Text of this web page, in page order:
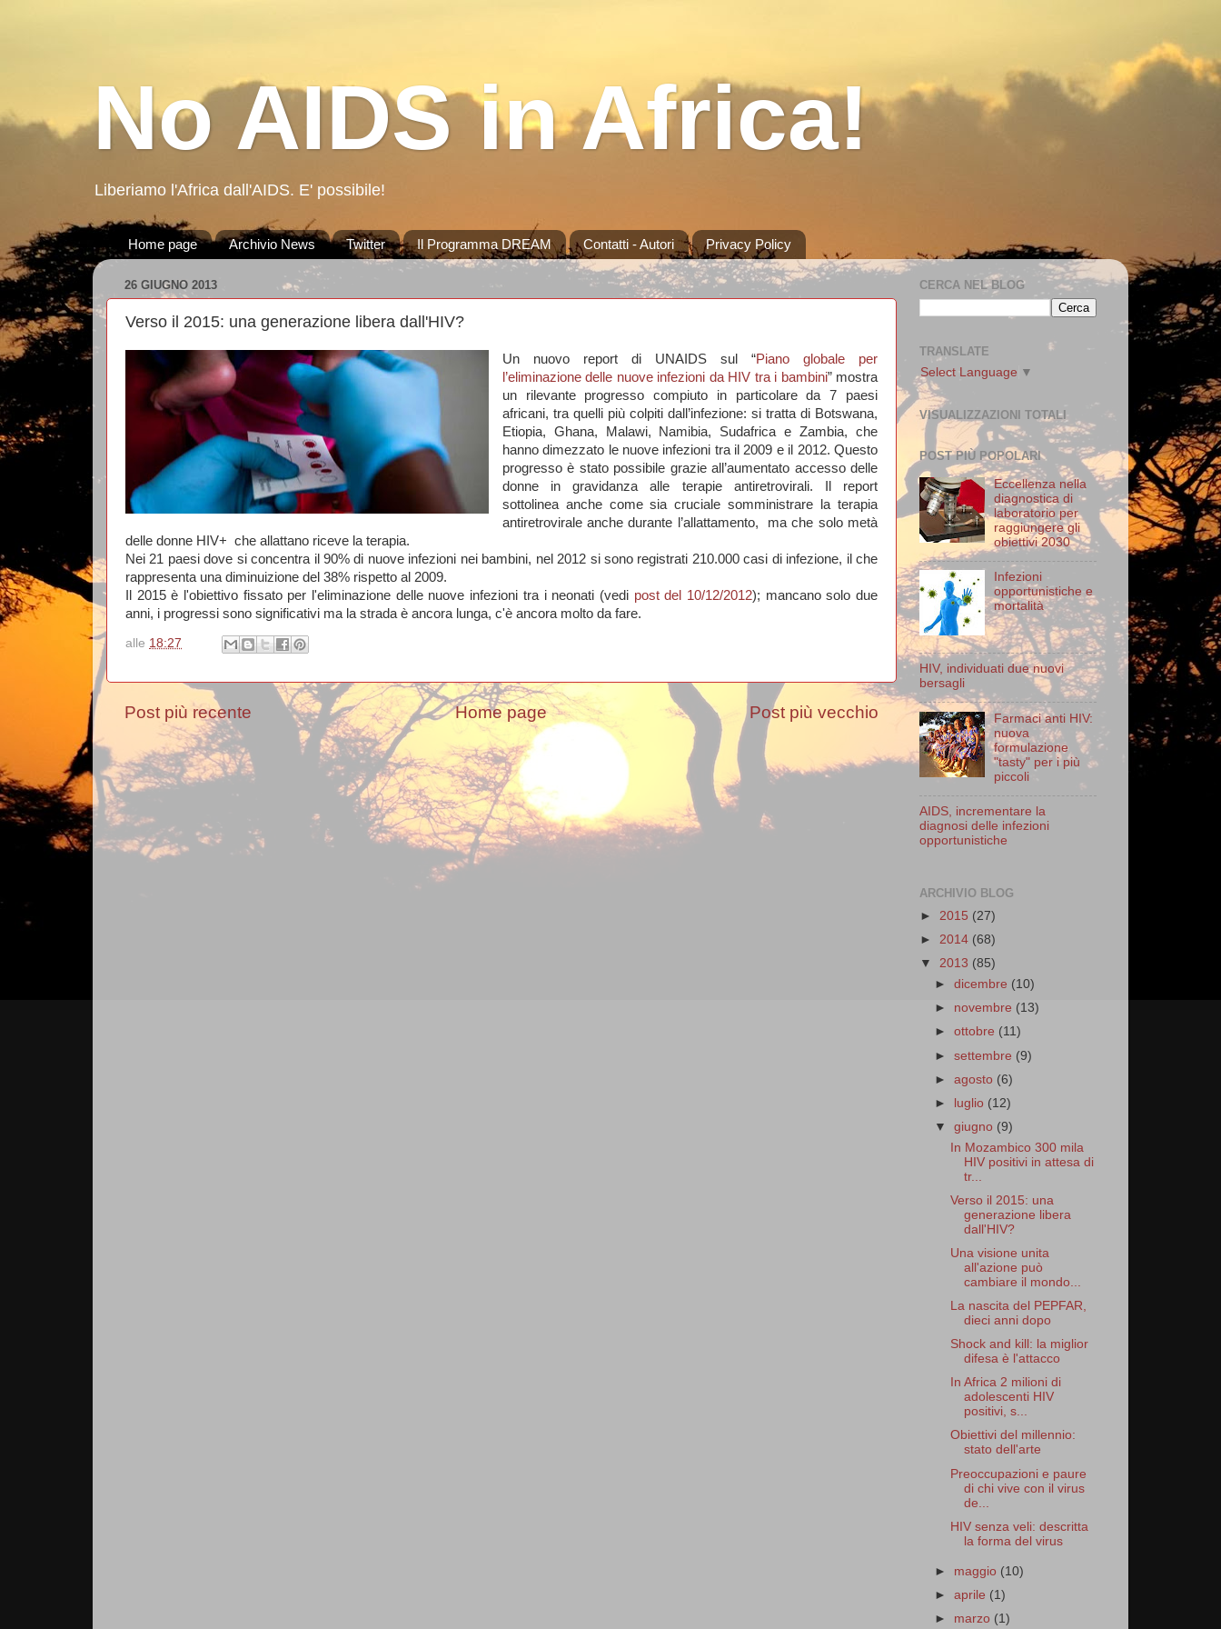
No AIDS in Africa!
Liberiamo l'Africa dall'AIDS. E' possibile!
Home page Archivio News Twitter Il Programma DREAM Contatti - Autori Privacy Policy
26 GIUGNO 2013
Verso il 2015: una generazione libera dall'HIV?
Un nuovo report di UNAIDS sul “Piano globale per
l’eliminazione delle nuove infezioni da HIV tra i bambini” mostra
un rilevante progresso compiuto in particolare da 7 paesi
africani, tra quelli più colpiti dall’infezione: si tratta di Botswana,
Etiopia, Ghana, Malawi, Namibia, Sudafrica e Zambia, che
hanno dimezzato le nuove infezioni tra il 2009 e il 2012. Questo
progresso è stato possibile grazie all’aumentato accesso delle
donne in gravidanza alle terapie antiretrovirali. Il report
sottolinea anche come sia cruciale somministrare la terapia
antiretrovirale anche durante l’allattamento,
ma che solo metà
delle donne HIV+ che allattano riceve la terapia.
Nei 21 paesi dove si concentra il 90% di nuove infezioni nei bambini, nel 2012 si sono registrati 210.000 casi di infezione, il che
rappresenta una diminuizione del 38% rispetto al 2009.
Il 2015 è l'obiettivo fissato per l'eliminazione delle nuove infezioni tra i neonati (vedi post del 10/12/2012); mancano solo due
anni, i progressi sono significativi ma la strada è ancora lunga, c'è ancora molto da fare.
alle 18:27
Post più recente Post più vecchio
Home page
CERCA NEL BLOG
TRANSLATE
Select Language ▼
VISUALIZZAZIONI TOTALI
POST PIÙ POPOLARI
Eccellenza nella
diagnostica di
laboratorio per
raggiungere gli
obiettivi 2030
Infezioni
opportunistiche e
mortalità
HIV, individuati due nuovi
bersagli
Farmaci anti HIV:
nuova
formulazione
"tasty" per i più
piccoli
AIDS, incrementare la
diagnosi delle infezioni
opportunistiche
ARCHIVIO BLOG
► 2015 (27)
► 2014 (68)
▼ 2013 (85)
►dicembre (10)
► novembre (13)
►ottobre (11)
►settembre (9)
►agosto (6)
►
luglio (12)
▼giugno (9)
In Mozambico 300 mila
HIV positivi in attesa di
tr...
Verso il 2015: una
generazione libera
dall'HIV?
Una visione unita
all'azione può
cambiare il mondo...
La nascita del PEPFAR,
dieci anni dopo
Shock and kill: la miglior
difesa è l'attacco
In Africa 2 milioni di
adolescenti HIV
positivi, s...
Obiettivi del millennio:
stato dell'arte
Preoccupazioni e paure
di chi vive con il virus
de...
HIV senza veli: descritta
la forma del virus
► maggio (10)
►aprile (1)
► marzo (1)